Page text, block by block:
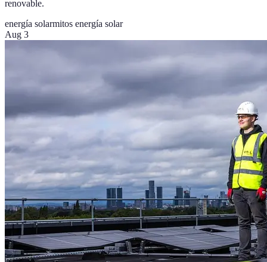
renovable.
energía solarmitos energía solar
Aug 3